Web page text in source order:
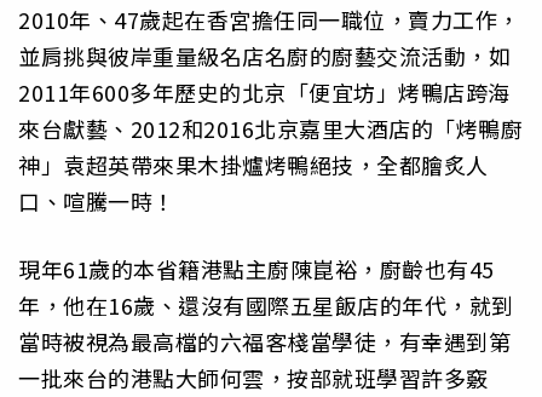
2010年、47歲起在香宮擔任同一職位，賣力工作，
並肩挑與彼岸重量級名店名廚的廚藝交流活動，如
2011年600多年歷史的北京「便宜坊」烤鴨店跨海
來台獻藝、2012和2016北京嘉里大酒店的「烤鴨廚
神」袁超英帶來果木掛爐烤鴨絕技，全都膾炙人
口、喧騰一時！
現年61歲的本省籍港點主廚陳崑裕，廚齡也有45
年，他在16歲、還沒有國際五星飯店的年代，就到
當時被視為最高檔的六福客棧當學徒，有幸遇到第
一批來台的港點大師何雲，按部就班學習許多竅